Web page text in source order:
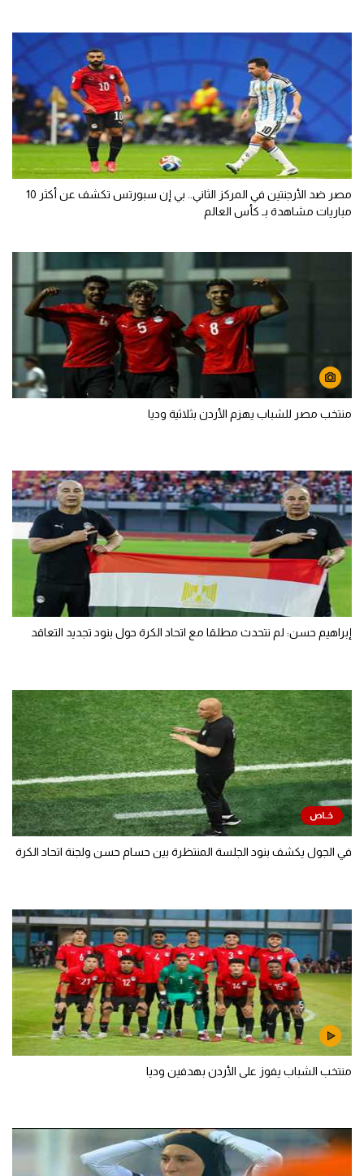
مصر ضد الأرجنتين في المركز الثاني.. بي إن سبورتس تكشف عن أكثر 10
مباريات مشاهدة بـ كأس العالم
منتخب مصر للشباب يهزم الأردن بثلاثية وديا
إبراهيم حسن: لم نتحدث مطلقا مع اتحاد الكرة حول بنود تجديد التعاقد
في الجول يكشف بنود الجلسة المنتظرة بين حسام حسن ولجنة اتحاد الكرة
منتخب الشباب يفوز على الأردن بهدفين وديا